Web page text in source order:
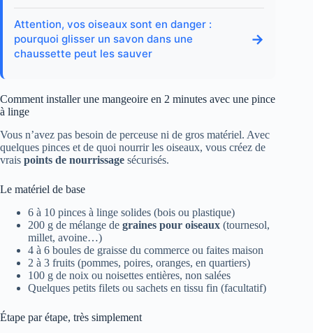
Attention, vos oiseaux sont en danger :
pourquoi glisser un savon dans une
chaussette peut les sauver
→
Comment installer une mangeoire en 2 minutes avec une pince
à linge
Vous n’avez pas besoin de perceuse ni de gros matériel. Avec
quelques pinces et de quoi nourrir les oiseaux, vous créez de
vrais points de nourrissage sécurisés.
Le matériel de base
6 à 10 pinces à linge solides (bois ou plastique)
200 g de mélange de graines pour oiseaux (tournesol,
millet, avoine…)
4 à 6 boules de graisse du commerce ou faites maison
2 à 3 fruits (pommes, poires, oranges, en quartiers)
100 g de noix ou noisettes entières, non salées
Quelques petits filets ou sachets en tissu fin (facultatif)
Étape par étape, très simplement